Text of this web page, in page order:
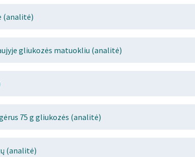
(analitė)
gliukozės matuokliu (analitė)
75 g gliukozės (analitė)
(analitė)